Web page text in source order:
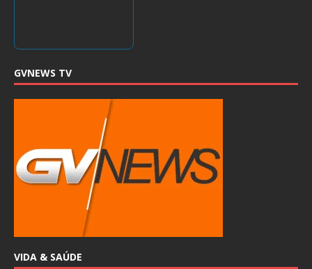
GVNEWS TV
VIDA & SAÚDE